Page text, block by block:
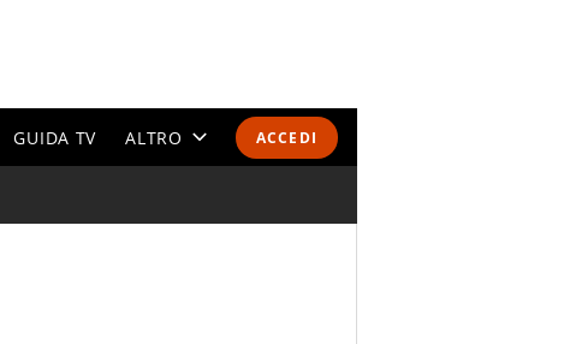
ACCEDI
GUIDA TV ALTRO